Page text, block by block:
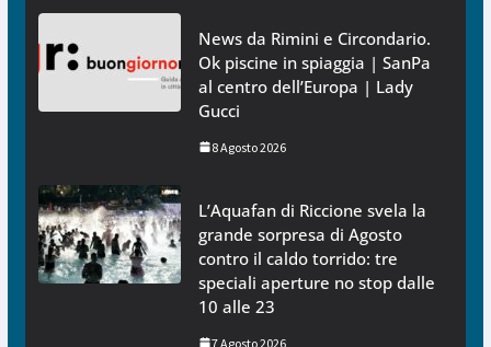
News da Rimini e Circondario.
Ok piscine in spiaggia | SanPa
al centro dell’Europa | Lady
Gucci
8 Agosto 2026
L’Aquafan di Riccione svela la
grande sorpresa di Agosto
contro il caldo torrido: tre
speciali aperture no stop dalle
10 alle 23
7 Agosto 2026